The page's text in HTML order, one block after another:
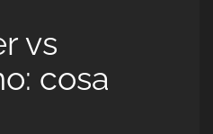
vs
cosa